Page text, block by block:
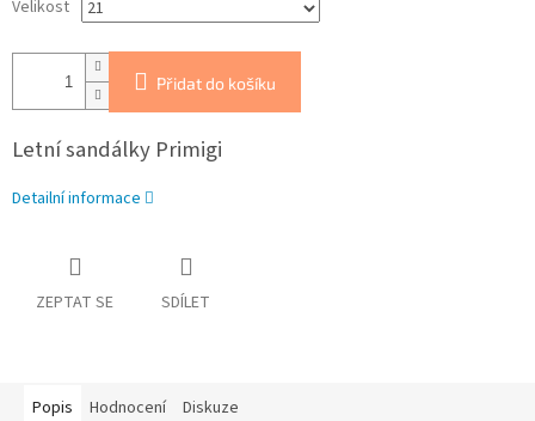
Velikost
Přidat do košíku
Letní sandálky Primigi
Detailní informace
ZEPTAT SE SDÍLET
Popis Hodnocení Diskuze